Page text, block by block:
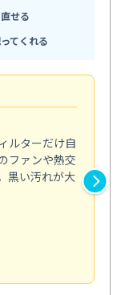
せる
てくれる
ルターだけ自
ファンや熱交
黒い汚れが大